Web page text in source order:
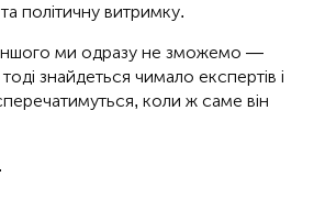
політичну витримку.
іншого ми одразу не зможемо —
знайдеться чимало експертів і
коли ж саме він